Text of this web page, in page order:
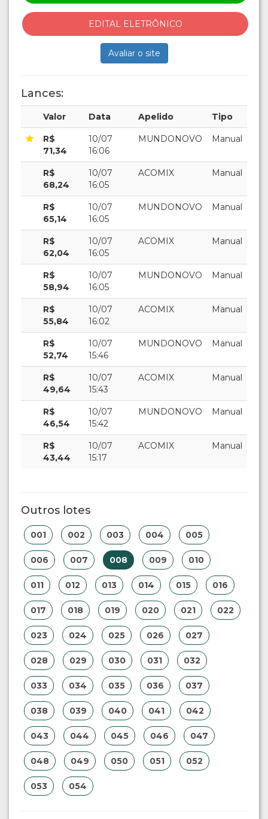
EDITAL ELETRÔNICO
Avaliar o site
Lances:
Valor Data Apelido Tipo
R$
71,34
10/07
16:06
MUNDONOVO Manual
R$
68,24
10/07
16:05
ACOMIX Manual
R$
65,14
10/07
16:05
MUNDONOVO Manual
R$
62,04
10/07
16:05
ACOMIX Manual
R$
58,94
10/07
16:05
MUNDONOVO Manual
R$
55,84
10/07
16:02
ACOMIX Manual
R$
52,74
10/07
15:46
MUNDONOVO Manual
R$
49,64
10/07
15:43
ACOMIX Manual
R$
46,54
10/07
15:42
MUNDONOVO Manual
R$
43,44
10/07
15:17
ACOMIX Manual
Outros lotes
001 002 003 004 005
006 007 008 009 010
011 012 013 014 015 016
017 018 019 020 021 022
023 024 025 026 027
028 029 030 031 032
033 034 035 036 037
038 039 040 041 042
043 044 045 046 047
048 049 050 051 052
053 054